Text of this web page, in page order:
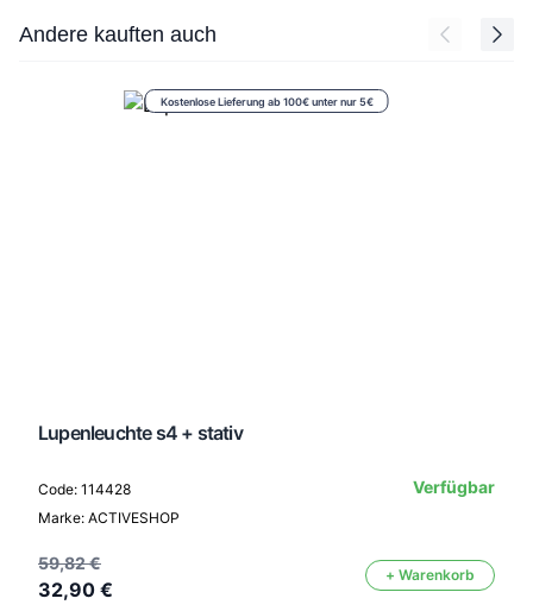
Press to skip carousel
Andere kauften auch
Kostenlose Lieferung ab 100€ unter nur 5€
Lupenleuchte s4 + stativ
Code: 114428
Marke: ACTIVESHOP
Verfügbar
59,82 €
32,90 €
+ Warenkorb